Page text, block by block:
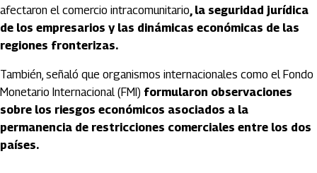
afectaron el comercio intracomunitario, la seguridad jurídica
de los empresarios y las dinámicas económicas de las
regiones fronterizas.
También, señaló que organismos internacionales como el Fondo
Monetario Internacional (FMI) formularon observaciones
sobre los riesgos económicos asociados a la
permanencia de restricciones comerciales entre los dos
países.